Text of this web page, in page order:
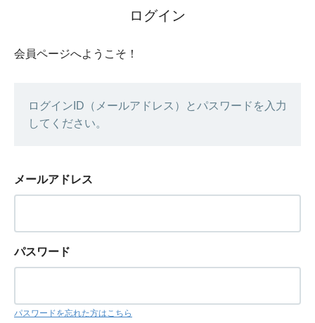
ログイン
会員ページへようこそ！
ログインID（メールアドレス）とパスワードを入力
してください。
メールアドレス
パスワード
パスワードを忘れた方はこちら